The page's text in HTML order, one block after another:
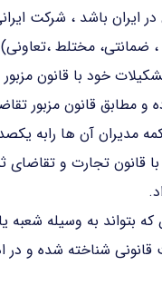
ایران باشد ، شرکت
ضمانتی، مختلط
و مطابق قانون مزبور
مدیران آن ها رابه
قانون تجارت و
بتواند به وسیله شعبه
شناخته شده و در